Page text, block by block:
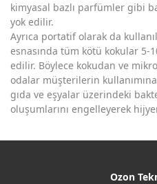
kimyasal bazlı parfümler gibi
yok edilir.
Ayrıca portatif olarak da
esnasında tüm kötü kokular 5-
edilir. Böylece kokudan ve
odalar müşterilerin
gıda ve eşyalar üzerindeki
oluşumlarını engelleyerek
Ozon